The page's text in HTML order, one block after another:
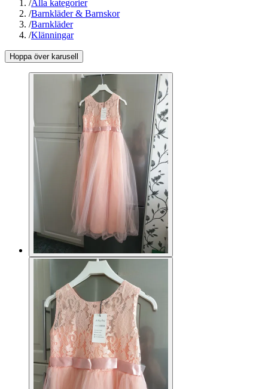
/Alla kategorier
/Barnkläder & Barnskor
/Barnkläder
/Klänningar
Hoppa över karusell